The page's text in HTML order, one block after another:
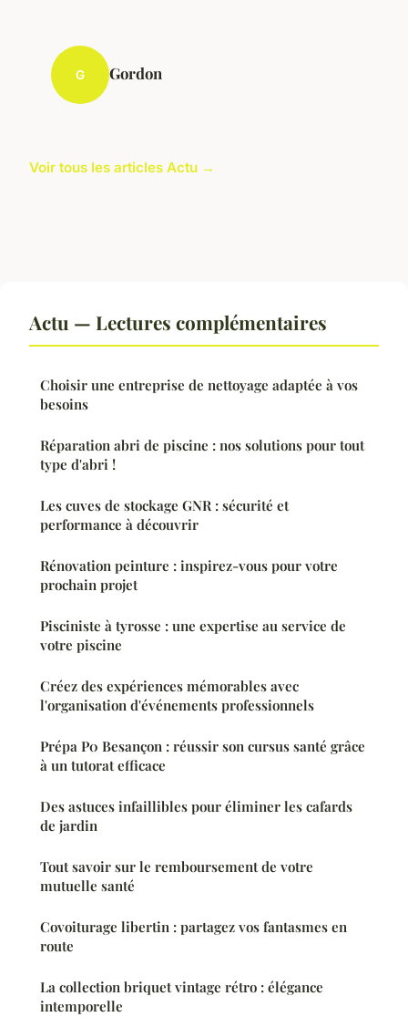
G Gordon
Voir tous les articles Actu →
Actu — Lectures complémentaires
Choisir une entreprise de nettoyage adaptée à vos
besoins
Réparation abri de piscine : nos solutions pour tout
type d'abri !
Les cuves de stockage GNR : sécurité et
performance à découvrir
Rénovation peinture : inspirez-vous pour votre
prochain projet
Pisciniste à tyrosse : une expertise au service de
votre piscine
Créez des expériences mémorables avec
l'organisation d'événements professionnels
Prépa P0 Besançon : réussir son cursus santé grâce
à un tutorat efficace
Des astuces infaillibles pour éliminer les cafards
de jardin
Tout savoir sur le remboursement de votre
mutuelle santé
Covoiturage libertin : partagez vos fantasmes en
route
La collection briquet vintage rétro : élégance
intemporelle